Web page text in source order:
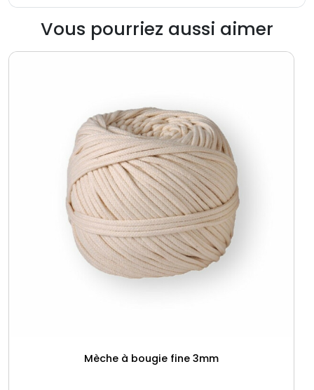
Vous pourriez aussi aimer
Mèche à bougie fine 3mm